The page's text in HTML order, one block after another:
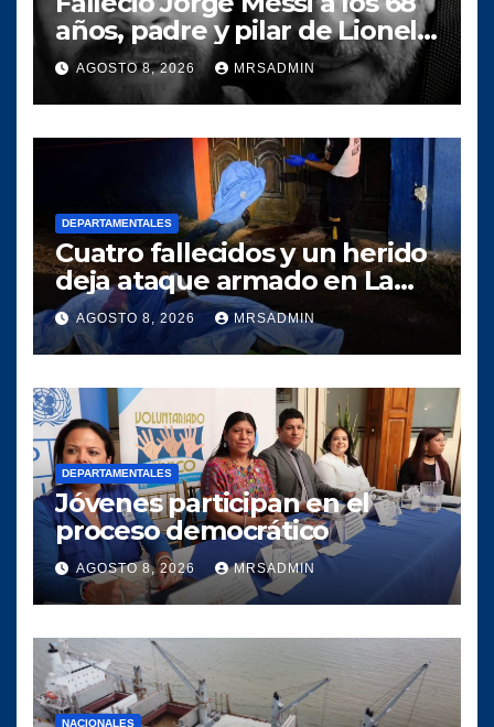
años, padre y pilar de Lionel
Messi
AGOSTO 8, 2026 MRSADMIN
DEPARTAMENTALES
Cuatro fallecidos y un herido
deja ataque armado en La
Gomera, Escuintla
AGOSTO 8, 2026 MRSADMIN
DEPARTAMENTALES
Jóvenes participan en el
proceso democrático
AGOSTO 8, 2026 MRSADMIN
NACIONALES